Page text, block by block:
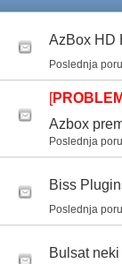
AzBox HD
Poslednja
[PROBLEM
Azbox
Poslednja
Biss
Poslednja
Bulsat